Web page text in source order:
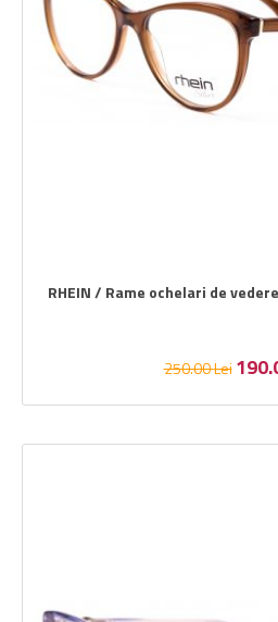
RHEIN / Rame ochelari de vedere
250.00Lei